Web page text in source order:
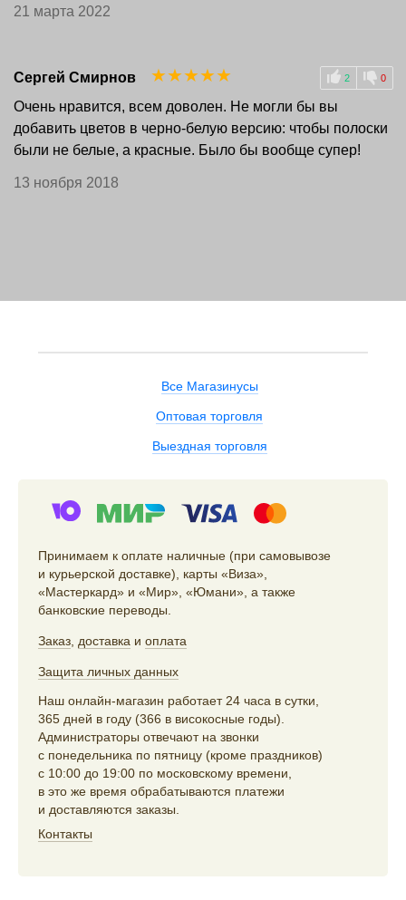
21 марта 2022
Сергей Смирнов 2 0
☆
☆
☆
☆
☆
Очень нравится, всем доволен. Не могли бы вы
добавить цветов в черно-белую версию: чтобы полоски
были не белые, а красные. Было бы вообще супер!
13 ноября 2018
Все Магазинусы
Оптовая торговля
Выездная торговля
Принимаем к оплате наличные (при самовывозе
и курьерской доставке), карты «Виза»,
«Мастеркард» и «Мир», «Юмани», а также
банковские переводы.
Заказ доставка и оплата
Защита личных данных
Наш онлайн-магазин работает 24 часа в сутки,
365 дней в году (366 в високосные годы).
Администраторы отвечают на звонки
с понедельника по пятницу (кроме праздников)
с 10:00 до 19:00 по московскому времени,
в это же время обрабатываются платежи
и доставляются заказы.
Контакты